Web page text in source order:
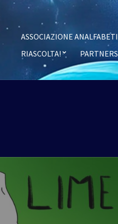
ASSOCIAZIONE ANALFABETI
RIASCOLTA!
PARTNERS